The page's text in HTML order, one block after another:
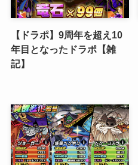
【ドラポ】9周年を超え10
年目となったドラポ【雑
記】